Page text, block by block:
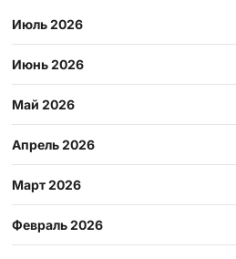
Июль 2026
Июнь 2026
Май 2026
Апрель 2026
Март 2026
Февраль 2026